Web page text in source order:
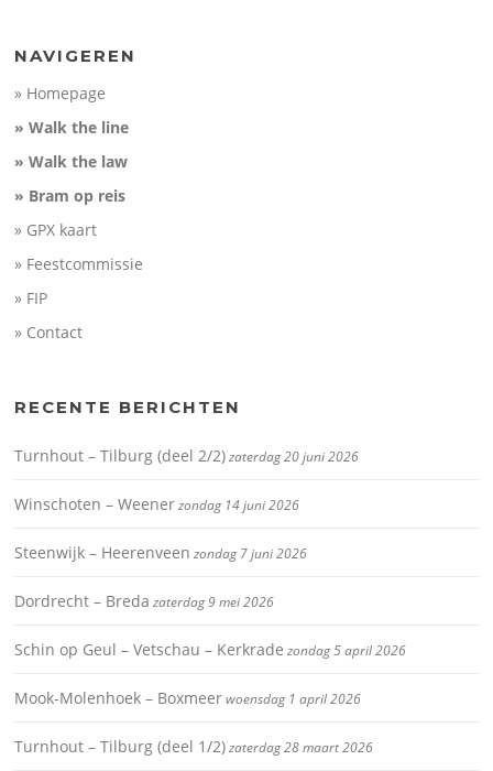
NAVIGEREN
» Homepage
» Walk the line
» Walk the law
» Bram op reis
» GPX kaart
» Feestcommissie
» FIP
» Contact
RECENTE BERICHTEN
Turnhout – Tilburg (deel 2/2)zaterdag 20 juni 2026
Winschoten – Weenerzondag 14 juni 2026
Steenwijk – Heerenveen zondag 7 juni 2026
Dordrecht – Breda zaterdag 9 mei 2026
Schin op Geul – Vetschau – Kerkrade zondag 5 april 2026
Mook-Molenhoek – Boxmeerwoensdag 1 april 2026
Turnhout – Tilburg (deel 1/2)zaterdag 28 maart 2026